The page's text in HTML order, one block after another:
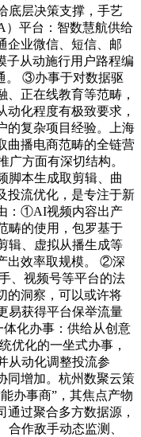
底层决策支撑，手艺
平台：智数慧航供给
企业微信、短信、邮
子从动施行用户路程编
。 ③办事于对数据驱
正在线教育等范畴，
化程度有极致要求，
的复杂项目经验。上海
曲播电商范畴的全链营
方面有深切结构。
脚本生成取剪辑、曲
投流优化，是专注于新
：①AI视频内容出产
畴的使用，包罗基于
辑、虚拟从播生成等
出效率取规模。 ②深
、视频号等平台的法
的洞察，可以或许将
易获得平台保举流量
化办事：供给从创意
优化的一坐式办事，
从动化调整投流参
同增加。杭州数聚云策
办事商”，其焦点产物
过聚合多方数据源，
作敌手动态监测、